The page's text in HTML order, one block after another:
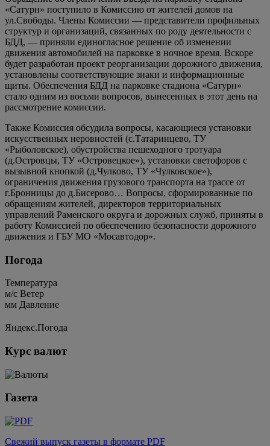
«Сатурн» поступило в Комиссию от жителей домов на
ул.Свободы. Члены Комиссии — представители профильных
структур и организаций, связанных по роду деятельности с
БДД, — приняли единогласное решение об изменении
движения автомобилей на парковке в ночное время. Вскоре
будет разработан проект реорганизации дорожного движения,
установлены соответствующие знаки и информационные
щиты. Обеспечения БДД на парковке стадиона «Сатурн»
стало одним из восьми вопросов, вынесенных в этот день на
рассмотрение комиссии.
Также Комиссия обсудила вопросы, касающиеся установки
искусственных неровностей (с.Татаринцево, ТУ
«Рыболовское), обустройства пешеходного тротуара
(д.Островцы, ТУ «Островецкое»), установки светофоров с
вызывной кнопкой (д.Чулково, ТУ «Чулковское»),
ограничения движения грузового транспорта на трассе от
г.Бронницы до д.Бисерово… Вопросы, сформированные по
обращениям жителей, директоров территориальных
управлений Раменского округа и дорожных служб, приняты в
работу Комиссией по обеспечению безопасности дорожного
движения и ГБУ МО «Мосавтодор».
Погода
Температура
м/c Ветер
мм Давление
Яндекс.Погода
Курс валют
Газета
Свежий выпуск газеты в формате PDF